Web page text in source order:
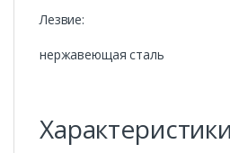
Лезвие:
нержавеющая сталь
Характеристики